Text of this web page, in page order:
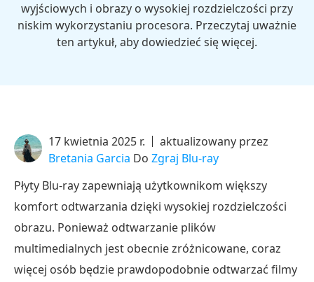
wyjściowych i obrazy o wysokiej rozdzielczości przy
niskim wykorzystaniu procesora. Przeczytaj uważnie
ten artykuł, aby dowiedzieć się więcej.
17 kwietnia 2025 r.
aktualizowany przez
Bretania Garcia Do Zgraj Blu-ray
Płyty Blu-ray zapewniają użytkownikom większy
komfort odtwarzania dzięki wysokiej rozdzielczości
obrazu. Ponieważ odtwarzanie plików
multimedialnych jest obecnie zróżnicowane, coraz
więcej osób będzie prawdopodobnie odtwarzać filmy